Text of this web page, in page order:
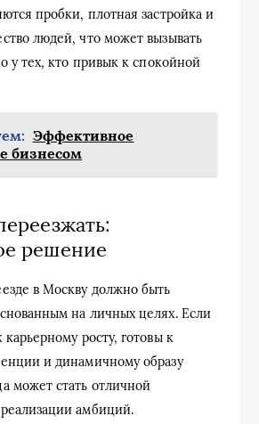
пробки, плотная застройка и
людей, что может вызывать
у тех, кто привык к спокойной
Эффективное
бизнесом
решение
в Москву должно быть
на личных целях. Если
росту, готовы к
и динамичному образу
может стать отличной
амбиций.